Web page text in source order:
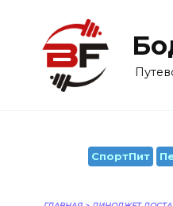
содержанию
СпортПит